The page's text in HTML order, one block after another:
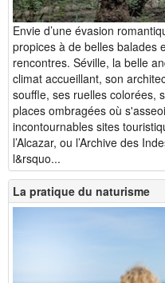
Envie d’une évasion
propices à de belles balades
rencontres. Séville, la belle
climat accueillant, son
souffle, ses ruelles colorées,
places ombragées où
incontournables sites
l’Alcazar, ou l’Archive des
l&rsquo...
La pratique du naturisme